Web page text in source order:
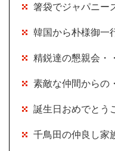
箸袋でジャパニー
韓国から朴様御一
精鋭達の懇親会・
素敵な仲間からの
誕生日おめでとう
千鳥田の仲良し家